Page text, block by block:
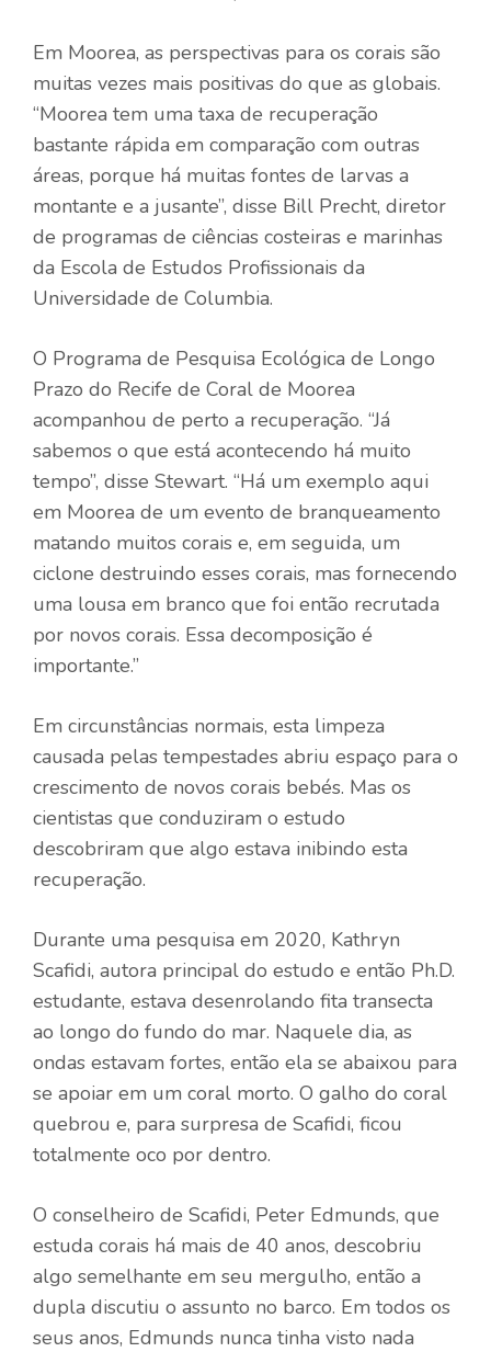
Em Moorea, as perspectivas para os corais são
muitas vezes mais positivas do que as globais.
“Moorea tem uma taxa de recuperação
bastante rápida em comparação com outras
áreas, porque há muitas fontes de larvas a
montante e a jusante”, disse Bill Precht, diretor
de programas de ciências costeiras e marinhas
da Escola de Estudos Profissionais da
Universidade de Columbia.
O Programa de Pesquisa Ecológica de Longo
Prazo do Recife de Coral de Moorea
acompanhou de perto a recuperação. “Já
sabemos o que está acontecendo há muito
tempo”, disse Stewart. “Há um exemplo aqui
em Moorea de um evento de branqueamento
matando muitos corais e, em seguida, um
ciclone destruindo esses corais, mas fornecendo
uma lousa em branco que foi então recrutada
por novos corais. Essa decomposição é
importante.”
Em circunstâncias normais, esta limpeza
causada pelas tempestades abriu espaço para o
crescimento de novos corais bebés. Mas os
cientistas que conduziram o estudo
descobriram que algo estava inibindo esta
recuperação.
Durante uma pesquisa em 2020, Kathryn
Scafidi, autora principal do estudo e então Ph.D.
estudante, estava desenrolando fita transecta
ao longo do fundo do mar. Naquele dia, as
ondas estavam fortes, então ela se abaixou para
se apoiar em um coral morto. O galho do coral
quebrou e, para surpresa de Scafidi, ficou
totalmente oco por dentro.
O conselheiro de Scafidi, Peter Edmunds, que
estuda corais há mais de 40 anos, descobriu
algo semelhante em seu mergulho, então a
dupla discutiu o assunto no barco. Em todos os
seus anos, Edmunds nunca tinha visto nada